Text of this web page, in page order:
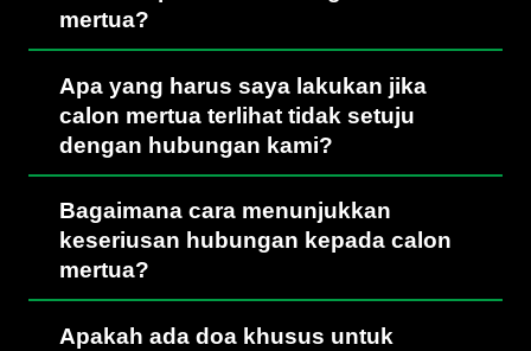
mertua?
Apa yang harus saya lakukan jika
calon mertua terlihat tidak setuju
dengan hubungan kami?
Bagaimana cara menunjukkan
keseriusan hubungan kepada calon
mertua?
Apakah ada doa khusus untuk